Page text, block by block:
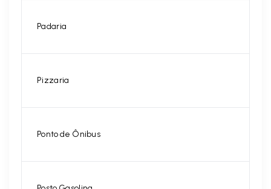
Padaria
Pizzaria
Ponto de Ônibus